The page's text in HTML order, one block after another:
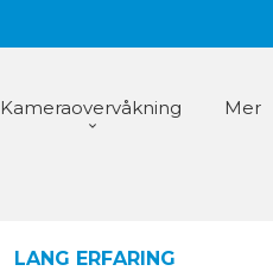
Kameraovervåkning Mer
LANG ERFARING